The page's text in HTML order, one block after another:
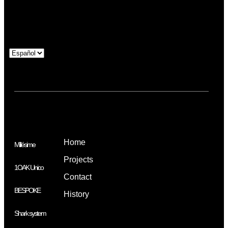
Millésime
1OAK Unico
BESPOKE
Shark system
Home
Projects
Contact
History